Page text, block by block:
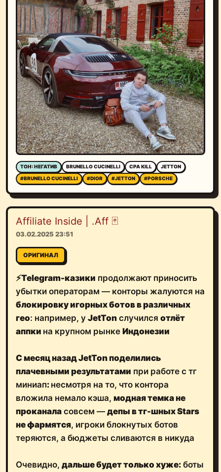
ТОН: НЕГАТИВ BRUNELLO CUCINELLI CPA KILL
JETTON
#BRUNELLO CUCINELLI
#DIOR #JETTON #PORSCHE
Affiliate Inside | .Aff 🃏
03.02.2025 23:51
ОРИГИНАЛ
⚡️Telegram-казики продолжают приносить
убытки операторам — конторы жалуются на
блокировку игорных ботов в различных
гео: например, у JetTon случился отлёт
аппки на крупном рынке Индонезии
С месяц назад JetTon поделились
плачевными результатами при работе с тг
миниап: несмотря на то, что контора
вложила немало кэша, модная темка не
проканала совсем — депы в тг-шных Stars
не фармятся, игроки блокнутых ботов
теряются, а бюджеты сливаются в никуда
Очевидно, дальше будет только хуже: боты